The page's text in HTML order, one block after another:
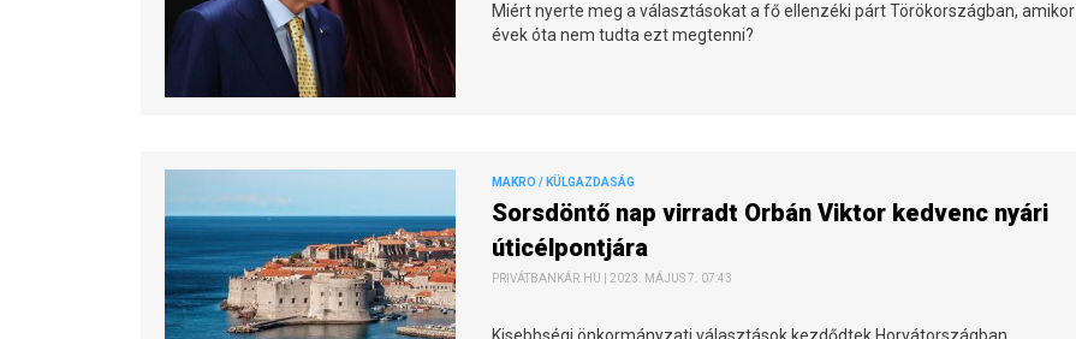
Miért nyerte meg a választásokat a fő ellenzéki párt Törökországban, amikor
évek óta nem tudta ezt megtenni?
MAKRO / KÜLGAZDASÁG
Sorsdöntő nap virradt Orbán Viktor kedvenc nyári
úticélpontjára
PRIVÁTBANKÁR.HU | 2023. MÁJUS 7. 07:43